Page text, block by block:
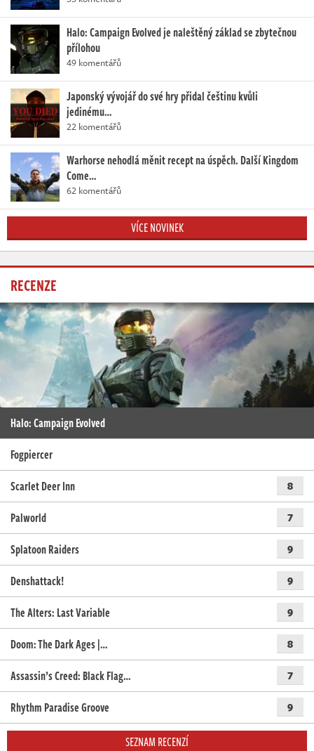
Halo: Campaign Evolved je naleštěný základ se zbytečnou
přílohou
49 komentářů
Japonský vývojář do své hry přidal češtinu kvůli
jedinému…
22 komentářů
Warhorse nehodlá měnit recept na úspěch. Další Kingdom
Come…
62 komentářů
VÍCE NOVINEK
RECENZE
Halo: Campaign Evolved
Fogpiercer
Scarlet Deer Inn
8
Palworld 7
Splatoon Raiders 9
Denshattack! 9
The Alters: Last Variable 9
Doom: The Dark Ages |… 8
Assassin’s Creed: Black Flag… 7
Rhythm Paradise Groove 9
SEZNAM RECENZÍ